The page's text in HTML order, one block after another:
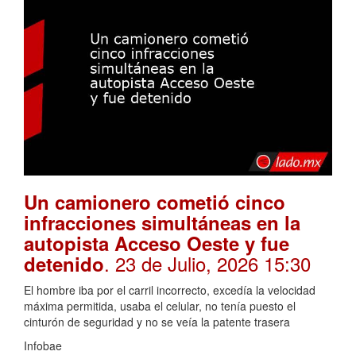
Un camionero cometió cinco
infracciones simultáneas en la
autopista Acceso Oeste y fue
detenido. 23 de Julio, 2026 15:30
El hombre iba por el carril incorrecto, excedía la velocidad
máxima permitida, usaba el celular, no tenía puesto el
cinturón de seguridad y no se veía la patente trasera
Infobae